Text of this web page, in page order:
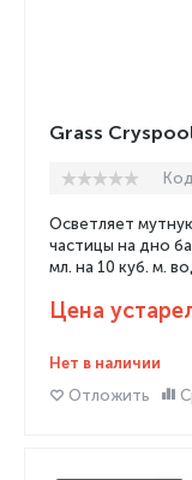
Grass
Осветляет
частицы на дно
мл. на 10 куб. м.
Цена
Нет в наличии
Отложить